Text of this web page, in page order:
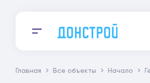
Главная Все объекты Начало